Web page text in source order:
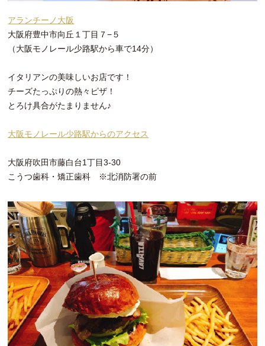
アランチーノ大阪
大阪府豊中市向丘１丁目７−５
（大阪モノレール少路駅から車で14分）
イタリアンの美味しいお店です！
チーズたっぷりの熱々ピザ！
とろけ具合がたまりません♪
大阪モノレール少路駅からのアクセス
大阪府吹田市藤白台1丁目3-30
こうつ歯科・矯正歯科 ※北消防署の前